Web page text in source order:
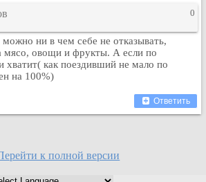
0
ни в чем себе не отказывать,
мясо, овощи и фрукты. А если по
хватит( как поездивший не мало по
на 100%)
Ответить
к полной версии